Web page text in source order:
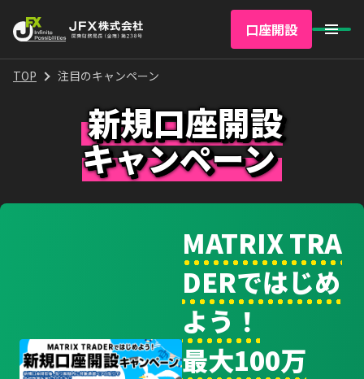
口座開設
TOP 注目のキャンペーン
新規口座開設
キャンペーン
MATRIX TRA
DERではじめ
よう！
最大100万